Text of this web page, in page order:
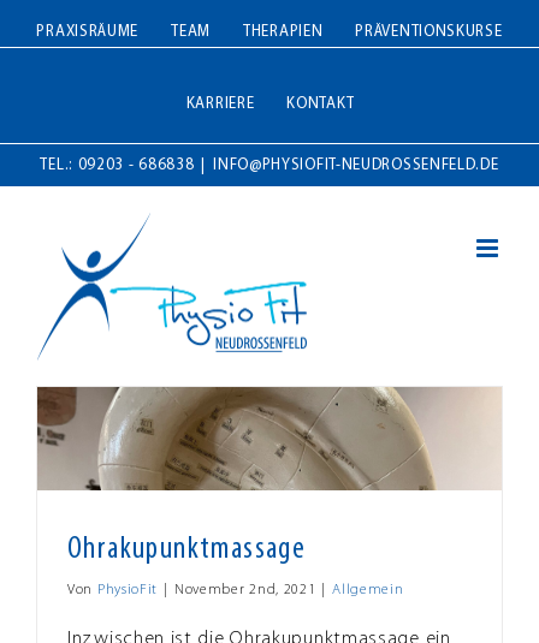
Inhalt
PRAXISRÄUME TEAM THERAPIEN PRÄVENTIONSKURSE
KARRIERE KONTAKT
TEL.: 09203 - 686838 INFO@PHYSIOFIT-NEUDROSSENFELD.DE
Ohrakupunktmassage
Von PhysioFit November 2nd, 2021 Allgemein